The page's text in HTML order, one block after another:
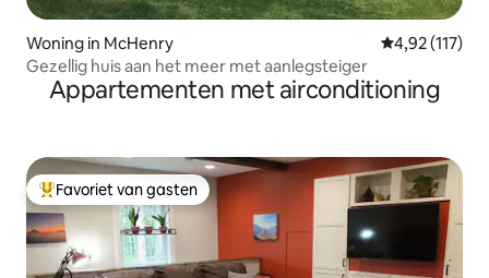
Woning in McHenry Gemiddelde
4,92 (117)
Gezellig huis aan het meer met aanlegsteiger
Appartementen met airconditioning
Topfavoriet van gasten
Favoriet van gasten